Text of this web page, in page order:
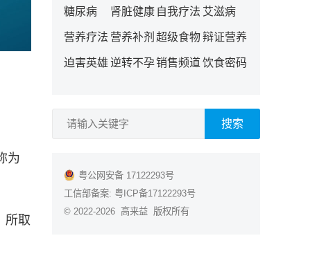
为
所取
糖尿病 肾脏健康 自我疗法 艾滋病
营养疗法 营养补剂 超级食物辩证营养
迫害英雄 逆转不孕销售频道饮食密码
搜索
粤公网安备 17122293号
工信部备案: 粤ICP备17122293号
© 2022-2026 高来益 版权所有